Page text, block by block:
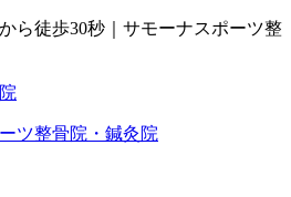
ら徒歩30秒｜サモーナスポーツ整